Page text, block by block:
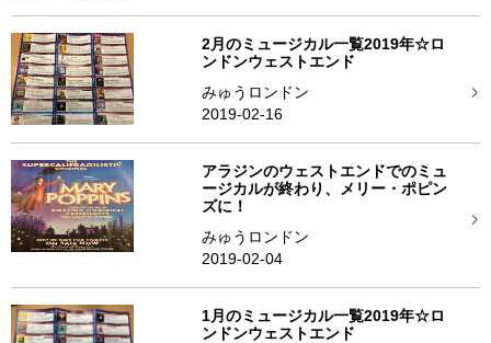
2月のミュージカル一覧2019年☆ロ
ンドンウェストエンド
みゅうロンドン
2019-02-16
アラジンのウェストエンドでのミュ
ージカルが終わり、メリー・ポピン
ズに！
みゅうロンドン
2019-02-04
1月のミュージカル一覧2019年☆ロ
ンドンウェストエンド